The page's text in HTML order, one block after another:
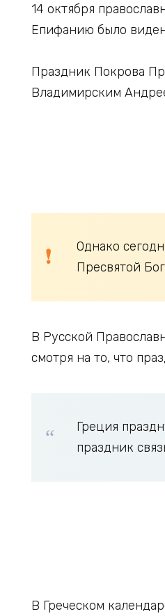
14 октября
Епифанию было
Праздник Покрова
Владимирским
Однако
Пресвятой
В Русской
смотря на то, что
Греция
праздник
В Греческом